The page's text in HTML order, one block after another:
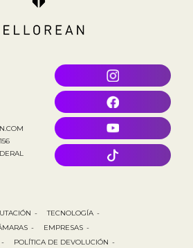
- TECNOLOGÍA -
- EMPRESAS -
- POLÍTICA DE DEVOLUCIÓN -